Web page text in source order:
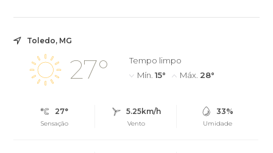
Toledo, MG
27°
Tempo limpo
Mín. 15° Máx. 28°
27°
Sensação
5.25km/h
Vento
33%
Umidade